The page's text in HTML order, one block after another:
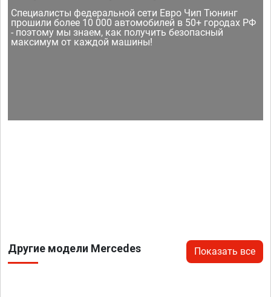
Специалисты федеральной сети Евро Чип Тюнинг
прошили более 10 000 автомобилей в 50+ городах РФ
- поэтому мы знаем, как получить безопасный
максимум от каждой машины!
Другие модели Mercedes Показать все